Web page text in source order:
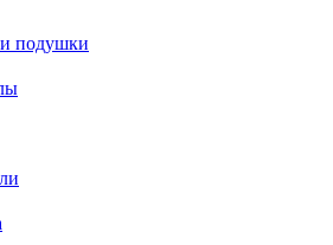
подушки